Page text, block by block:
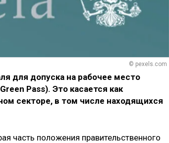
© pexels.com
для допуска на рабочее место
Pass). Это касается как
секторе, в том числе находящихся
часть положения правительственного